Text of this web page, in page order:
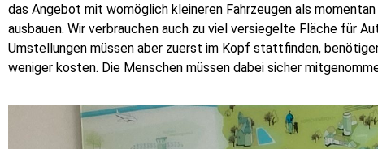
das Angebot mit womöglich kleineren Fahrzeugen als
ausbauen. Wir verbrauchen auch zu viel versiegelte Fläche für
Umstellungen müssen aber zuerst im Kopf stattfinden,
weniger kosten. Die Menschen müssen dabei sicher